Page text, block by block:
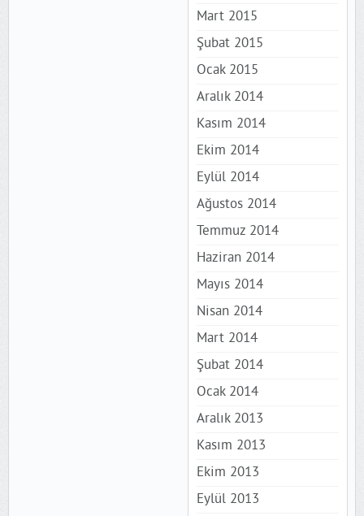
Mart 2015
Şubat 2015
Ocak 2015
Aralık 2014
Kasım 2014
Ekim 2014
Eylül 2014
Ağustos 2014
Temmuz 2014
Haziran 2014
Mayıs 2014
Nisan 2014
Mart 2014
Şubat 2014
Ocak 2014
Aralık 2013
Kasım 2013
Ekim 2013
Eylül 2013